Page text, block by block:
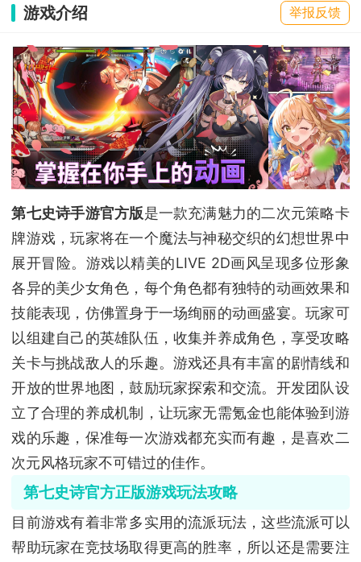
游戏介绍 举报反馈
第七史诗手游官方版是一款充满魅力的二次元策略卡
牌游戏，玩家将在一个魔法与神秘交织的幻想世界中
展开冒险。游戏以精美的LIVE 2D画风呈现多位形象
各异的美少女角色，每个角色都有独特的动画效果和
技能表现，仿佛置身于一场绚丽的动画盛宴。玩家可
以组建自己的英雄队伍，收集并养成角色，享受攻略
关卡与挑战敌人的乐趣。游戏还具有丰富的剧情线和
开放的世界地图，鼓励玩家探索和交流。开发团队设
立了合理的养成机制，让玩家无需氪金也能体验到游
戏的乐趣，保准每一次游戏都充实而有趣，是喜欢二
次元风格玩家不可错过的佳作。
第七史诗官方正版游戏玩法攻略
目前游戏有着非常多实用的流派玩法，这些流派可以
帮助玩家在竞技场取得更高的胜率，所以还是需要注